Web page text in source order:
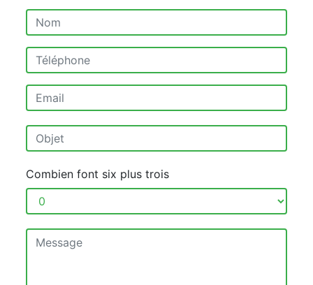
Combien font six plus trois